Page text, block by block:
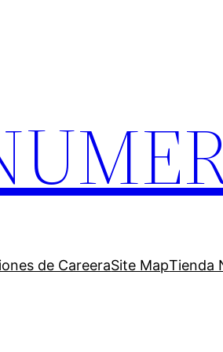
de CareeraSite MapTienda